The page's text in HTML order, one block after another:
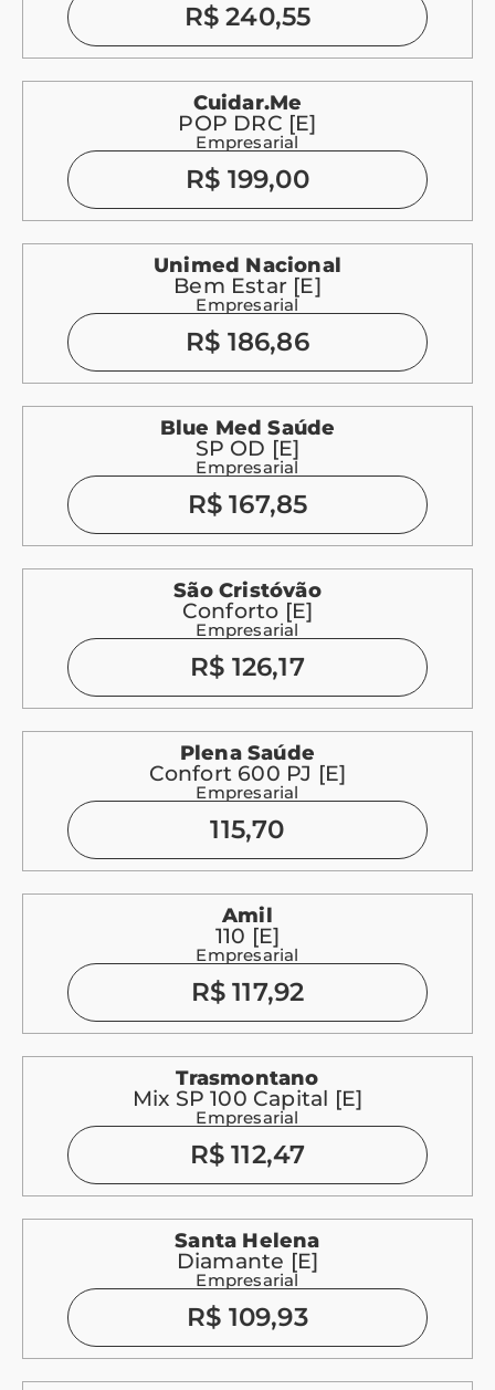
R$ 240,55
Cuidar.me
POP DRC [E]
Empresarial
R$ 199,00
Unimed Nacional
Bem Estar [E]
Empresarial
R$ 186,86
Blue Med Saúde
SP OD [E]
Empresarial
R$ 167,85
São Cristóvão
Conforto [E]
Empresarial
R$ 126,17
Plena Saúde
Confort 600 PJ [E]
Empresarial
115,70
Amil
110 [E]
Empresarial
R$ 117,92
Trasmontano
Mix SP 100 Capital [E]
Empresarial
R$ 112,47
Santa Helena
Diamante [E]
Empresarial
R$ 109,93